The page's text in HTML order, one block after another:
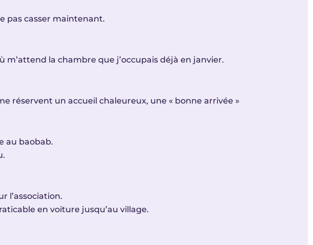
pas casser maintenant.
m’attend la chambre que j’occupais déjà en janvier.
réservent un accueil chaleureux, une « bonne arrivée »
au baobab.
l’association.
en voiture jusqu’au village.